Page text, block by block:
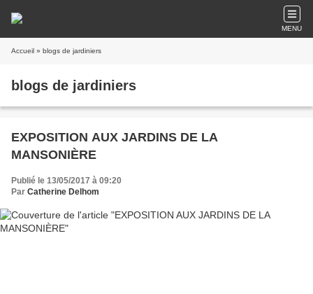
MENU
Accueil » blogs de jardiniers
blogs de jardiniers
EXPOSITION AUX JARDINS DE LA
MANSONIÈRE
Publié le 13/05/2017 à 09:20
Par Catherine Delhom